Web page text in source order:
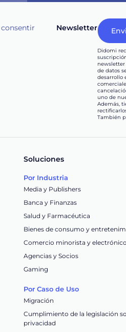
consentir Newsletter
Didomi
de datos
desarrollo
uno de
Además,
También
Soluciones
Por Industria
Media y Publishers
Banca y Finanzas
Salud y Farmacéutica
Bienes de consumo y
Comercio minorista y electrónico
Agencias y Socios
Gaming
Por Caso de Uso
Migración
Cumplimiento de la legislación
privacidad